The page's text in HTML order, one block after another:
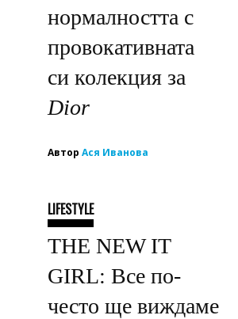
нормалността с
провокативната
си колекция за
Dior
Автор Ася Иванова
LIFESTYLE
THE NEW IT
GIRL: Все по-
често ще виждаме